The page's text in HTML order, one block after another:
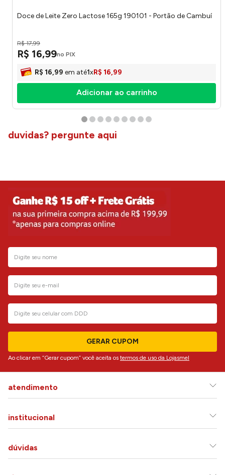
Doce de Leite Zero Lactose 165g 190101 - Portão de Cambuí
R$ 17,99
R$ 16,99no PIX
R$ 16,99 em até1xR$ 16,99
Adicionar ao carrinho
duvidas? pergunte aqui
GERAR CUPOM
Ao clicar em “Gerar cupom” você aceita os termos de uso da Lojasmel
atendimento
institucional
dúvidas